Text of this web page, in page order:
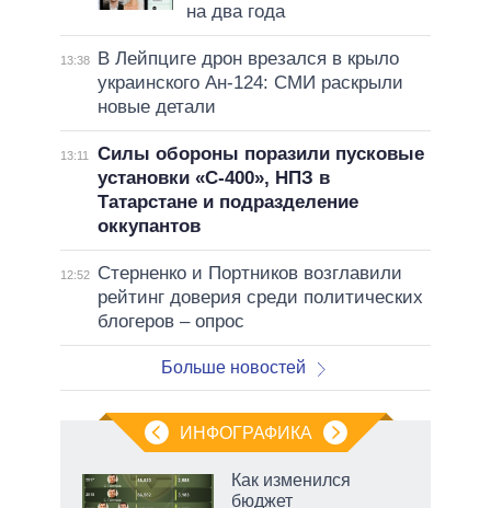
на два года
13:38
В Лейпциге дрон врезался в крыло
украинского Ан-124: СМИ раскрыли
новые детали
13:11
Силы обороны поразили пусковые
установки «С-400», НПЗ в
Татарстане и подразделение
оккупантов
12:52
Стерненко и Портников возглавили
рейтинг доверия среди политических
блогеров – опрос
Больше новостей
ИНФОГРАФИКА
Как изменился
бюджет